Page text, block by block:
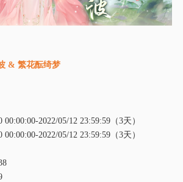
& 繁花酝绮梦
00:00:00-2022/05/12 23:59:59（3天）
00:00:00-2022/05/12 23:59:59（3天）